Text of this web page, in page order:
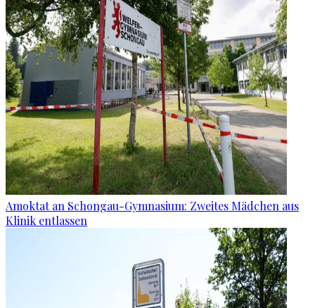
Amoktat an Schongau-Gymnasium: Zweites Mädchen aus
Klinik entlassen